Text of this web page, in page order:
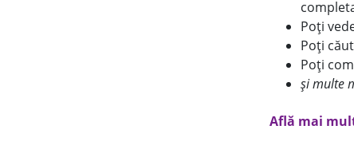
Poți
Poți
Poți
și multe
Află mai